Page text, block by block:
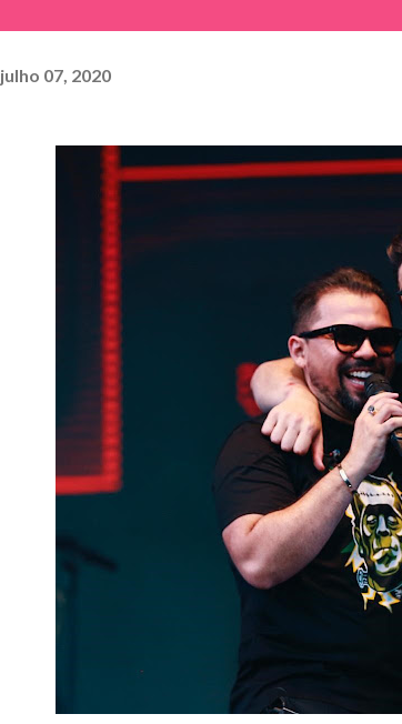
julho 07, 2020